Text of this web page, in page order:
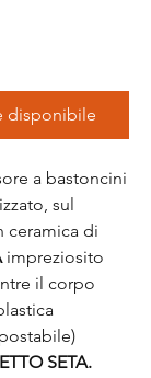
disponibile
a bastoncini
sul
ceramica di
impreziosito
il corpo
SETA.